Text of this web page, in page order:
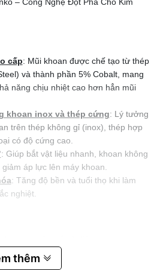
cấp: Mũi khoan được chế tạo từ thép
và thành phần 5% Cobalt, mang
năng chịu nhiệt cao hơn hẳn mũi
khoan inox và thép cứng: Lý tưởng
trên thép không gỉ (inox), thép hợp
có độ cứng cao.
: Giúp bắt vật liệu nhanh, khoan không
áp lực lên máy khoan.
: Tăng độ bền và tuổi thọ khi làm
nghiệt.
trong công nghiệp cơ khí chính
thêm